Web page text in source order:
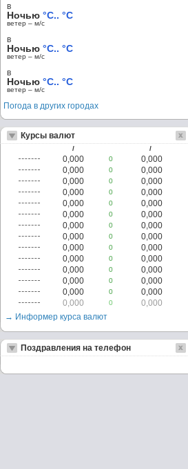
в
Ночью °C.. °C
ветер – м/c
в
Ночью °C.. °C
ветер – м/c
в
Ночью °C.. °C
ветер – м/c
Погода в других городах
Курсы валют
/ /
0,000 0
0,000
0,000
0
0,000
0,000
0
0,000
0,000
0
0,000
0,000
0
0,000
0,000
0
0,000
0,000
0
0,000
0,000
0
0,000
0,000
0
0,000
0,000
0
0,000
0,000
0
0,000
0,000
0
0,000
0,000
0
0,000
0,000
0
0,000
→ Информер курса валют
Поздравления на телефон